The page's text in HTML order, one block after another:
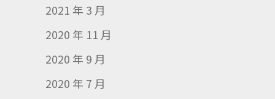
2021 年 3 月
2020 年 11 月
2020 年 9 月
2020 年 7 月